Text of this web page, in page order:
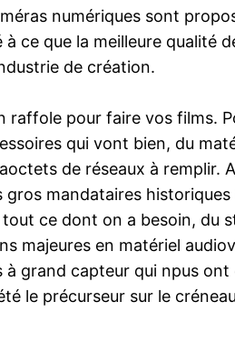
numériques sont
ce que la meilleure qualité
de création.
raffole pour faire vos films.
qui vont bien, du
de réseaux à remplir.
mandataires
ce dont on a besoin,
majeures en matériel
grand capteur qui npus
le précurseur sur le